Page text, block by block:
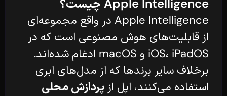
Apple Intelligence در واقع مجموعه‌ای
از قابلیت‌های هوش مصنوعی است که در
iOS، iPadOS و macOS ادغام شده‌اند.
برخلاف سایر برندها که از مدل‌های ابری
استفاده می‌کنند، اپل از پردازش محلی